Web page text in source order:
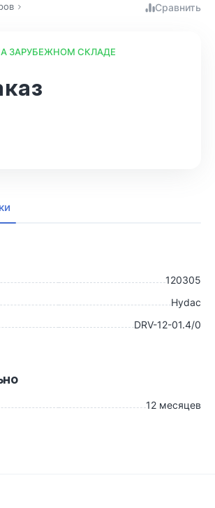
Сравнить
ЗАРУБЕЖНОМ СКЛАДЕ
120305
Hydac
DRV-12-01.4/0
12 месяцев